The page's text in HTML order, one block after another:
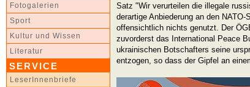
Fotogalerien
Sport
Kultur und Wissen
Literatur
SERVICE
LeserInnenbriefe
Satz "Wir verurteilen die illegale
derartige Anbiederung an den
offensichtlich nichts genutzt. Der
zuvorderst das International Peace
ukrainischen Botschafters seine
entzogen, so dass der Gipfel an